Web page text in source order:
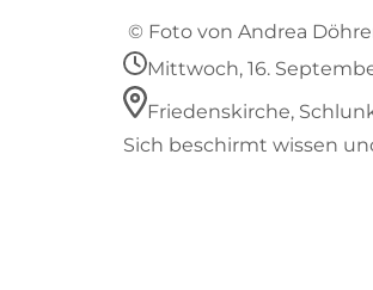
© Foto von Andrea
Mittwoch, 16.
Friedenskirche,
Sich beschirmt wissen